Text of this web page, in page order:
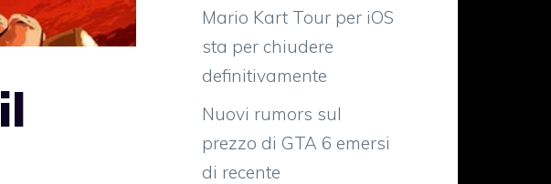
Mario Kart Tour per iOS
sta per chiudere
definitivamente
Nuovi rumors sul
prezzo di GTA 6 emersi
di recente